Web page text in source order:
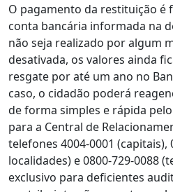
O pagamento da restituição é
conta bancária informada na
não seja realizado por algum
desativada, os valores ainda
resgate por até um ano no
caso, o cidadão poderá
de forma simples e rápida
para a Central de
telefones 4004-0001 (capitais),
localidades) e 0800-729-0088
exclusivo para deficientes